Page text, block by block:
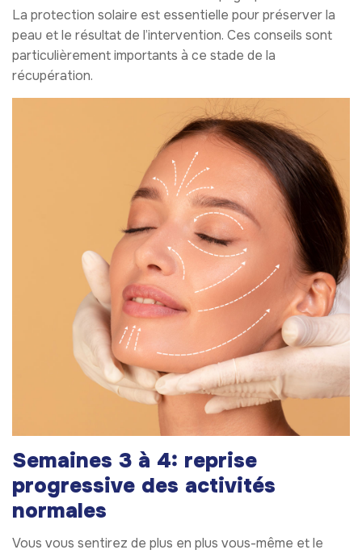
La protection solaire est essentielle pour préserver la
peau et le résultat de l’intervention. Ces conseils sont
particulièrement importants à ce stade de la
récupération.
Semaines 3 à 4: reprise
progressive des activités
normales
Vous vous sentirez de plus en plus vous-même et le